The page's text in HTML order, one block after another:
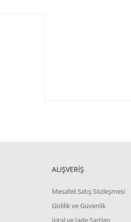
ALIŞVERİŞ
Mesafeli Satış Sözleşmesi
Gizlilik ve Güvenlik
İptal ve İade Şartları